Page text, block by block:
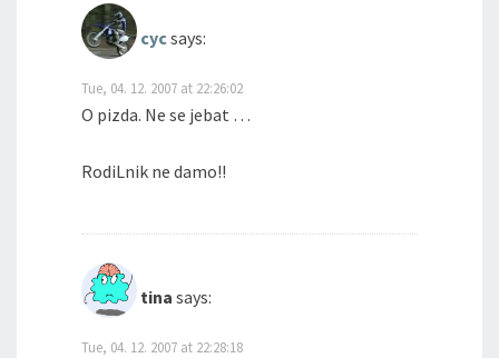
cycsays:
Tue, 04. 12. 2007 at 22:26:02
O pizda. Ne se jebat …
RodiLnik ne damo!!
tina says:
Tue, 04. 12. 2007 at 22:28:18